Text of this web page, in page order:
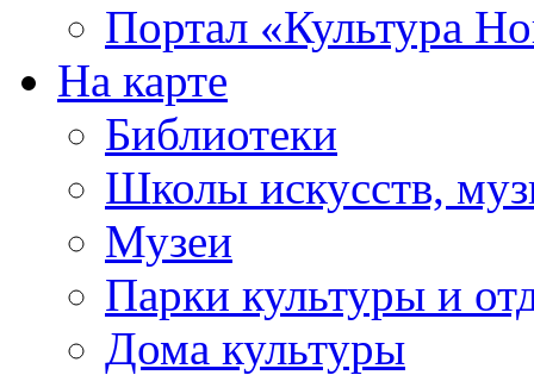
Портал «Культура
На карте
Библиотеки
Школы искусств,
Музеи
Парки культуры и
Дома культуры